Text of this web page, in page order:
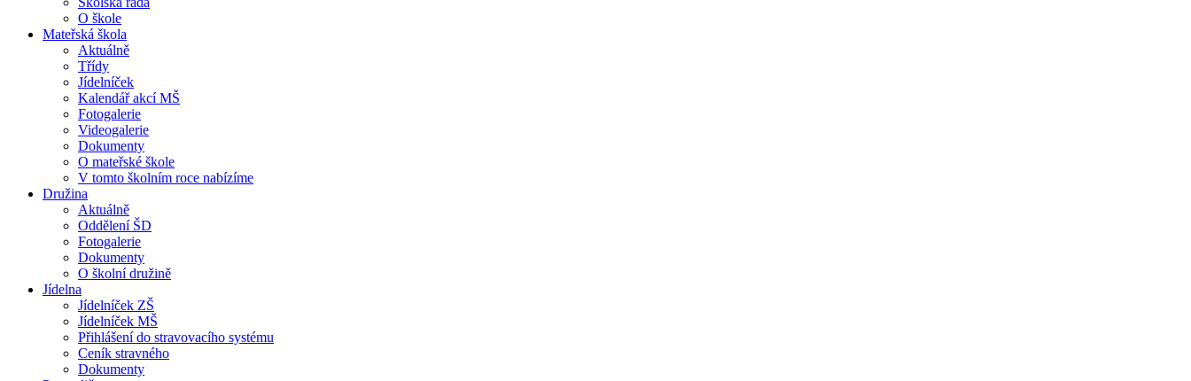
O škole
Mateřská škola
Aktuálně
Třídy
Jídelníček
Kalendář akcí MŠ
Fotogalerie
Videogalerie
Dokumenty
O mateřské škole
V tomto školním roce nabízíme
Družina
Aktuálně
Oddělení ŠD
Fotogalerie
Dokumenty
O školní družině
Jídelna
Jídelníček ZŠ
Jídelníček MŠ
Přihlášení do stravovacího systému
Ceník stravného
Dokumenty